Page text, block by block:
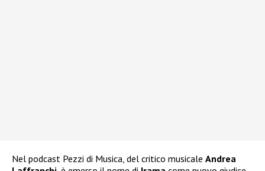
Nel podcast Pezzi di Musica, del critico musicale Andrea